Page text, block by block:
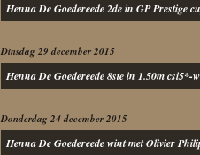
Henna De Goedereede 2de in GP Prestige
Dinsdag 29 december 2015
Henna De Goedereede 8ste in 1.50m csi5*-
Donderdag 24 december 2015
Henna De Goedereede wint met Olivier